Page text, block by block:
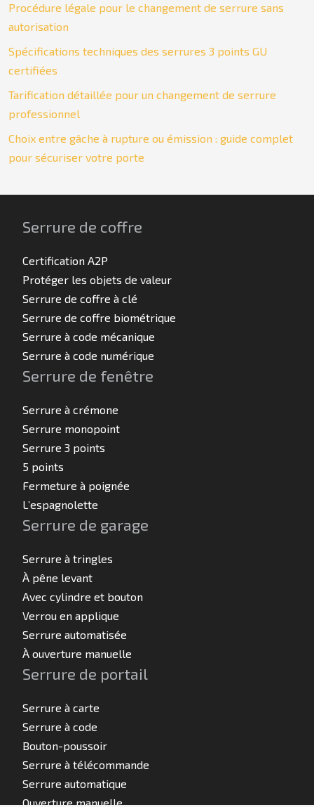
Procédure légale pour le changement de serrure sans
autorisation
Spécifications techniques des serrures 3 points GU
certifiées
Tarification détaillée pour un changement de serrure
professionnel
Choix entre gâche à rupture ou émission : guide complet
pour sécuriser votre porte
Serrure de coffre
Certification A2P
Protéger les objets de valeur
Serrure de coffre à clé
Serrure de coffre biométrique
Serrure à code mécanique
Serrure à code numérique
Serrure de fenêtre
Serrure à crémone
Serrure monopoint
Serrure 3 points
5 points
Fermeture à poignée
L’espagnolette
Serrure de garage
Serrure à tringles
À pêne levant
Avec cylindre et bouton
Verrou en applique
Serrure automatisée
À ouverture manuelle
Serrure de portail
Serrure à carte
Serrure à code
Bouton-poussoir
Serrure à télécommande
Serrure automatique
Ouverture manuelle